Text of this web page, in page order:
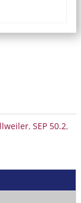
, SEP 50.2,